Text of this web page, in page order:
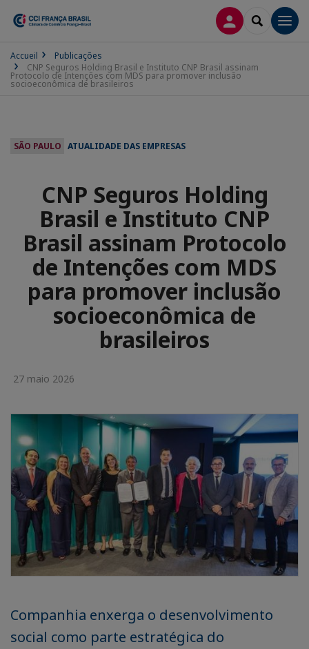
CONEXÃOSEARCH
Accueil
Publicações
CNP Seguros Holding Brasil e Instituto CNP Brasil assinam
Protocolo de Intenções com MDS para promover inclusão
socioeconômica de brasileiros
SÃO PAULO ATUALIDADE DAS EMPRESAS
CNP Seguros Holding
Brasil e Instituto CNP
Brasil assinam Protocolo
de Intenções com MDS
para promover inclusão
socioeconômica de
brasileiros
27 maio 2026
Companhia enxerga o desenvolvimento
social como parte estratégica do